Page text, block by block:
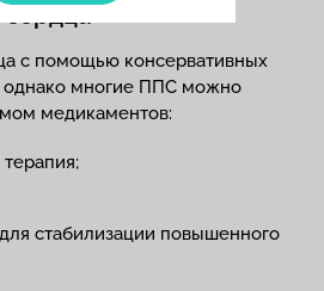
с помощью консервативных
однако многие ППС можно
медикаментов:
стабилизации повышенного